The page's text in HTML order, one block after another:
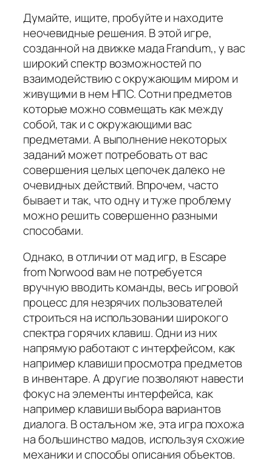
Думайте, ищите, пробуйте и находите
неочевидные решения. В этой игре,
созданной на движке мада Frandum,, у вас
широкий спектр возможностей по
взаимодействию с окружающим миром и
живущими в нем НПС. Сотни предметов
которые можно совмещать как между
собой, так и с окружающими вас
предметами. А выполнение некоторых
заданий может потребовать от вас
совершения целых цепочек далеко не
очевидных действий. Впрочем, часто
бывает и так, что одну и туже проблему
можно решить совершенно разными
способами.
Однако, в отличии от мад игр, в Escape
from Norwood вам не потребуется
вручную вводить команды, весь игровой
процесс для незрячих пользователей
строиться на использовании широкого
спектра горячих клавиш. Одни из них
напрямую работают с интерфейсом, как
например клавиши просмотра предметов
в инвентаре. А другие позволяют навести
фокус на элементы интерфейса, как
например клавиши выбора вариантов
диалога. В остальном же, эта игра похожа
на большинство мадов, используя схожие
механики и способы описания объектов.